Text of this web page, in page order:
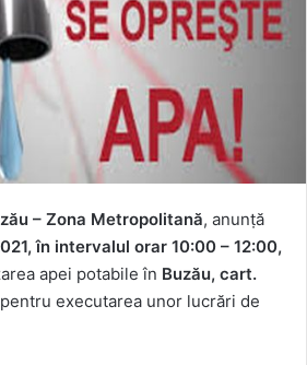
– Zona Metropolitană, anunṭă
în intervalul orar 10:00 – 12:00,
apei potabile în Buzău, cart.
pentru executarea unor lucrări de